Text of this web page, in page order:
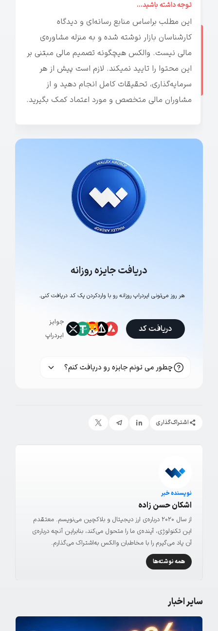
توجه داشته باشید...
این مطلب براساس منابع رسانه‌ای و دیدگاه
کارشناسان بازار نوشته شده و به منزله مشاوره‌ی
مالی نیست. والکس هیچگونه تصمیم مالی مبتنی بر
این محتوا را تایید نمیکند. لازم است پیش از هر
سرمایه‌گذاری، تحقیقات کامل انجام دهید و از
مشاوران مالی متخصص و مورد اعتماد کمک بگیرید.
دریافت جایزه روزانه
هر روز می‌تونی ایردراپ روزانه رو با وارد‌کردن یک کد دریافت کنی.
جوایز
ایردراپ
دریافت کد
چطور می تونم جایزه رو دریافت کنم؟
اشتراک‌گذاری
نویسنده خبر
اشکان حسن زاده
از سال ۲۰۲۰ درباره‌ی ارز دیجیتال و بلاکچین می‌نویسم. معتقدم
این تکنولوژی، آینده‌ی ما را متحول می‌کند، بنابراین آنچه درباره‌ی
آن یاد می‌گیرم را با مخاطبان والکس به‌اشتراک می‌گذارم.
همه نوشته‌ها
سایر اخبار